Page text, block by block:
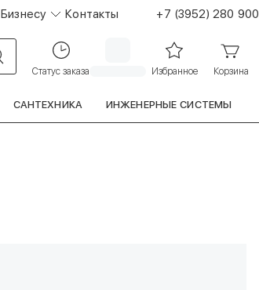
Бизнесу Контакты +7 (3952) 280 900
Статус заказа Избранное Корзина
САНТЕХНИКА ИНЖЕНЕРНЫЕ СИСТЕМЫ